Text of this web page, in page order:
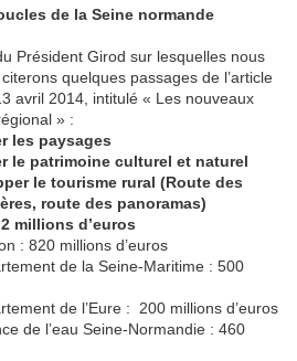
de la Seine normande
Girod sur lesquelles nous
quelques passages de l’article
avril 2014, intitulé « Les nouveaux
» :
les paysages
culturel et naturel
rural (Route des
route des panoramas)
millions d’euros
millions d’euros
Seine-Maritime : 500
: 200 millions d’euros
Seine-Normandie : 460